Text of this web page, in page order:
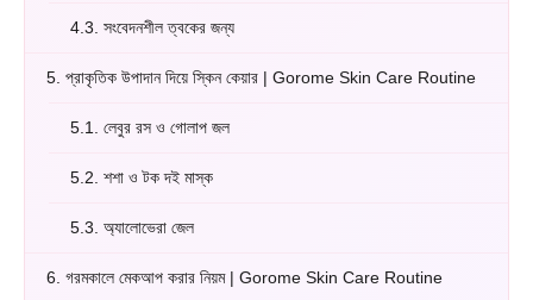
4.3. সংবেদনশীল ত্বকের জন্য
5. প্রাকৃতিক উপাদান দিয়ে স্কিন কেয়ার | Gorome Skin Care Routine
5.1. লেবুর রস ও গোলাপ জল
5.2. শশা ও টক দই মাস্ক
5.3. অ্যালোভেরা জেল
6. গরমকালে মেকআপ করার নিয়ম | Gorome Skin Care Routine